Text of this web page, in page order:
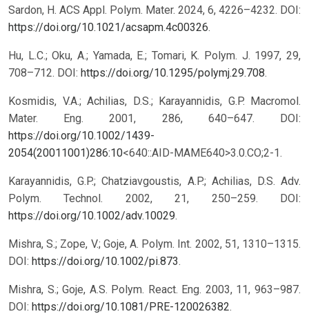
Sardon, H. ACS Appl. Polym. Mater. 2024, 6, 4226–4232. DOI:
https://doi.org/10.1021/acsapm.4c00326.
Hu, L.C.; Oku, A.; Yamada, E.; Tomari, K. Polym. J. 1997, 29,
708–712. DOI: https://doi.org/10.1295/polymj.29.708.
Kosmidis, V.A.; Achilias, D.S.; Karayannidis, G.P. Macromol.
Mater. Eng. 2001, 286, 640–647. DOI:
https://doi.org/10.1002/1439-
2054(20011001)286:10<640::AID-MAME640>3.0.CO;2-1.
Karayannidis, G.P.; Chatziavgoustis, A.P.; Achilias, D.S. Adv.
Polym. Technol. 2002, 21, 250–259. DOI:
https://doi.org/10.1002/adv.10029.
Mishra, S.; Zope, V.; Goje, A. Polym. Int. 2002, 51, 1310–1315.
DOI: https://doi.org/10.1002/pi.873.
Mishra, S.; Goje, A.S. Polym. React. Eng. 2003, 11, 963–987.
DOI: https://doi.org/10.1081/PRE-120026382.